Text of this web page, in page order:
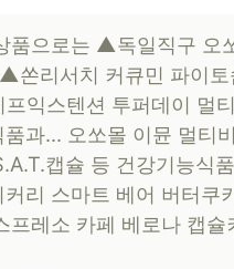
품으로는 ▲독일직구 오
쏜리서치 커큐민 파이
익스텐션 투퍼데이 멀
품과… 오쏘몰 이뮨 멀티
캡슐 등 건강기능식
커리 스마트 베어 버터쿠
프레소 카페 베로나 캡